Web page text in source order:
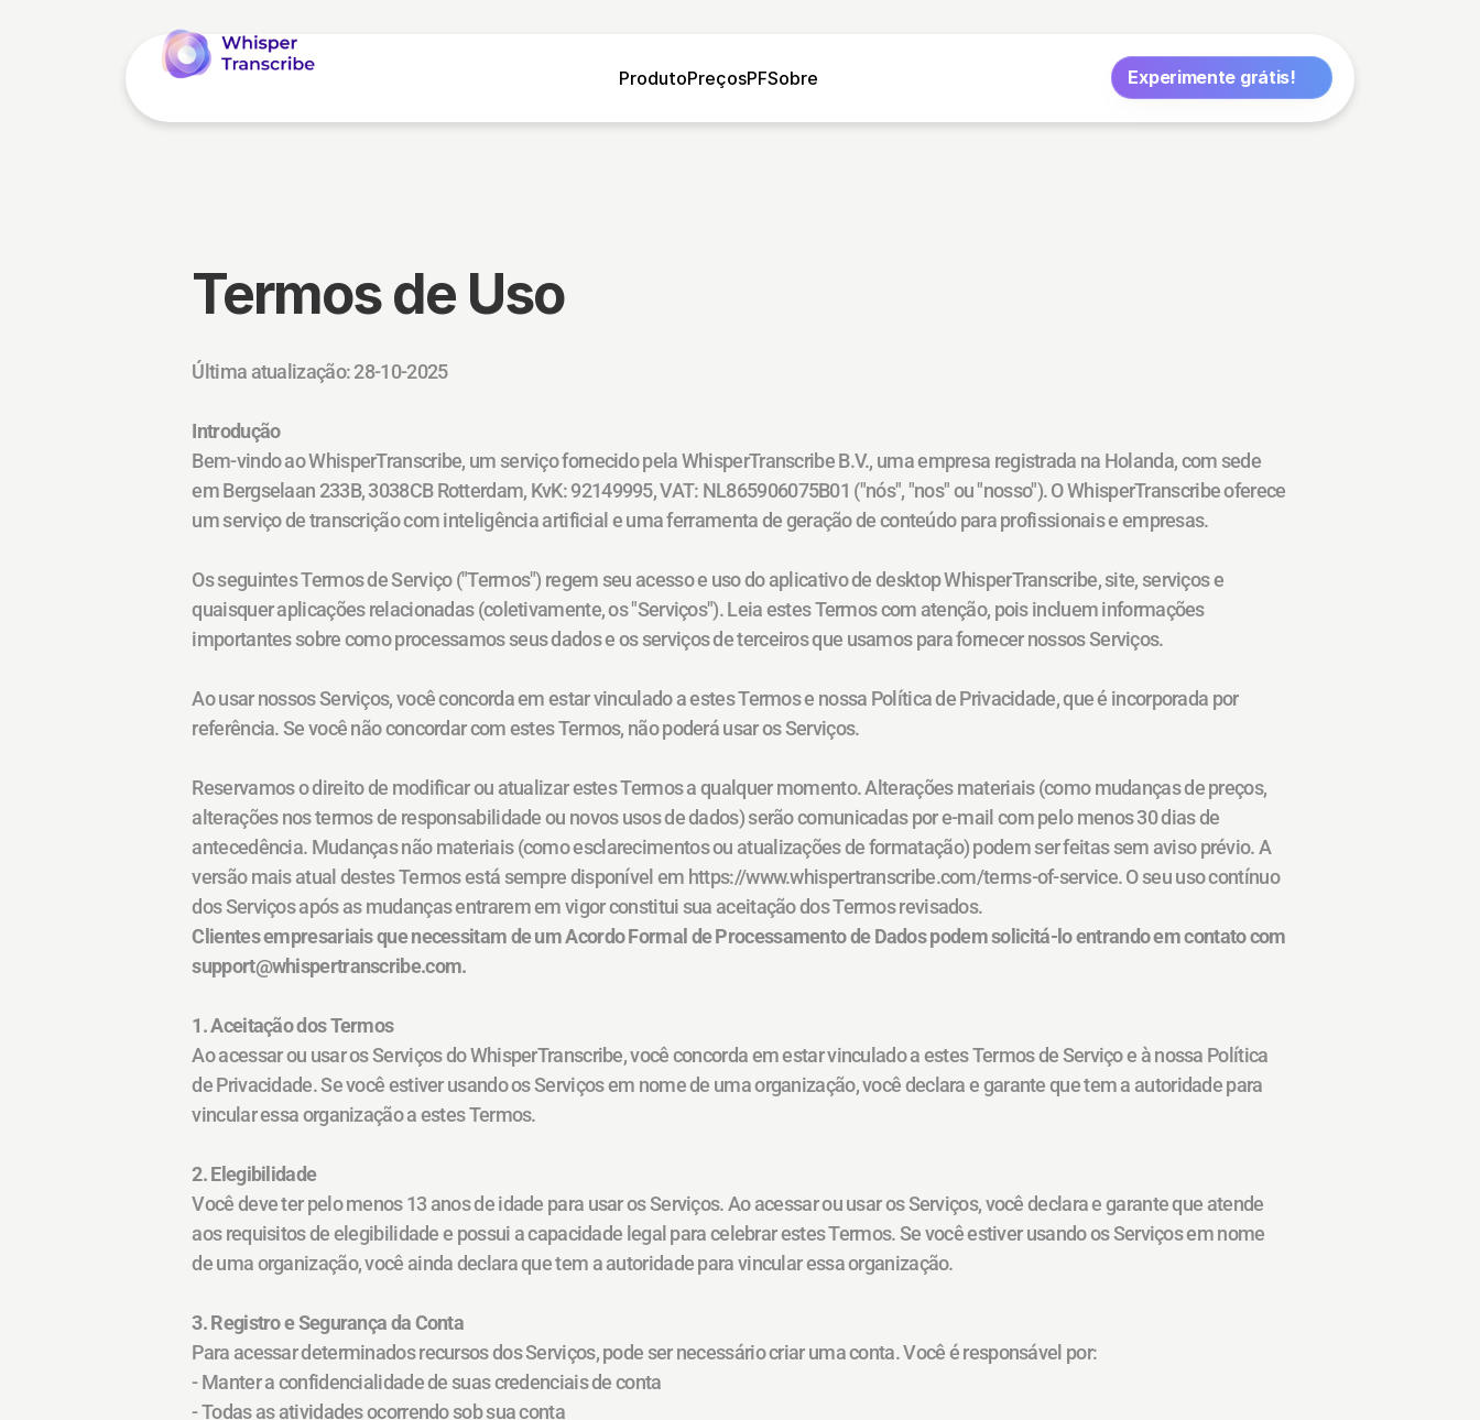
ProdutoPreçosPFSobre Experimente grátis!
Termos de Uso
Última atualização: 28-10-2025
Introdução
Bem-vindo ao WhisperTranscribe, um serviço fornecido pela WhisperTranscribe B.V., uma empresa registrada na Holanda, com sede
em Bergselaan 233B, 3038CB Rotterdam, KvK: 92149995, VAT: NL865906075B01 ("nós", "nos" ou "nosso"). O WhisperTranscribe oferece
um serviço de transcrição com inteligência artificial e uma ferramenta de geração de conteúdo para profissionais e empresas.
Os seguintes Termos de Serviço ("Termos") regem seu acesso e uso do aplicativo de desktop WhisperTranscribe, site, serviços e
quaisquer aplicações relacionadas (coletivamente, os "Serviços"). Leia estes Termos com atenção, pois incluem informações
importantes sobre como processamos seus dados e os serviços de terceiros que usamos para fornecer nossos Serviços.
Ao usar nossos Serviços, você concorda em estar vinculado a estes Termos e nossa Política de Privacidade, que é incorporada por
referência. Se você não concordar com estes Termos, não poderá usar os Serviços.
Reservamos o direito de modificar ou atualizar estes Termos a qualquer momento. Alterações materiais (como mudanças de preços,
alterações nos termos de responsabilidade ou novos usos de dados) serão comunicadas por e-mail com pelo menos 30 dias de
antecedência. Mudanças não materiais (como esclarecimentos ou atualizações de formatação) podem ser feitas sem aviso prévio. A
versão mais atual destes Termos está sempre disponível em https://www.whispertranscribe.com/terms-of-service. O seu uso contínuo
dos Serviços após as mudanças entrarem em vigor constitui sua aceitação dos Termos revisados.
Clientes empresariais que necessitam de um Acordo Formal de Processamento de Dados podem solicitá-lo entrando em contato com
support@whispertranscribe.com.
1. Aceitação dos Termos
Ao acessar ou usar os Serviços do WhisperTranscribe, você concorda em estar vinculado a estes Termos de Serviço e à nossa Política
de Privacidade. Se você estiver usando os Serviços em nome de uma organização, você declara e garante que tem a autoridade para
vincular essa organização a estes Termos.
2. Elegibilidade
Você deve ter pelo menos 13 anos de idade para usar os Serviços. Ao acessar ou usar os Serviços, você declara e garante que atende
aos requisitos de elegibilidade e possui a capacidade legal para celebrar estes Termos. Se você estiver usando os Serviços em nome
de uma organização, você ainda declara que tem a autoridade para vincular essa organização.
3. Registro e Segurança da Conta
Para acessar determinados recursos dos Serviços, pode ser necessário criar uma conta. Você é responsável por:
- Manter a confidencialidade de suas credenciais de conta
- Todas as atividades ocorrendo sob sua conta